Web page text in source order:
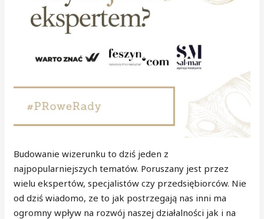
Budowanie wizerunku to dziś jeden z
najpopularniejszych tematów. Poruszany jest przez
wielu ekspertów, specjalistów czy przedsiębiorców. Nie
od dziś wiadomo, ze to jak postrzegają nas inni ma
ogromny wpływ na rozwój naszej działalności jak i na